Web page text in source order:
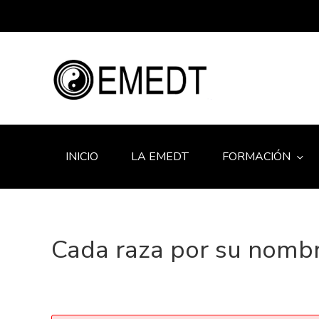
INICIO LA EMEDT FORMACIÓN
Cada raza por su